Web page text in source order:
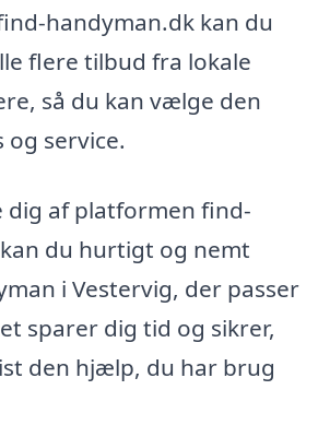
handyman.dk kan du
flere tilbud fra lokale
så du kan vælge den
og service.
dig af platformen find-
du hurtigt og nemt
i Vestervig, der passer
sparer dig tid og sikrer,
den hjælp, du har brug